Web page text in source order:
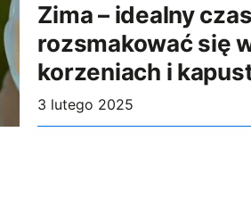
Zima – idealny
rozsmakować się
korzeniach i
3 lutego 2025